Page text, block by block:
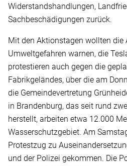
Widerstandshandlungen,
Sachbeschädigungen zurück.
Mit den Aktionstagen wollten die
Umweltgefahren warnen, die
protestieren auch gegen die
Fabrikgeländes, über die am
die Gemeindevertretung
in Brandenburg, das seit rund
herstellt, arbeiten etwa 12.000
Wasserschutzgebiet. Am
Protestzug zu
und der Polizei gekommen. Die